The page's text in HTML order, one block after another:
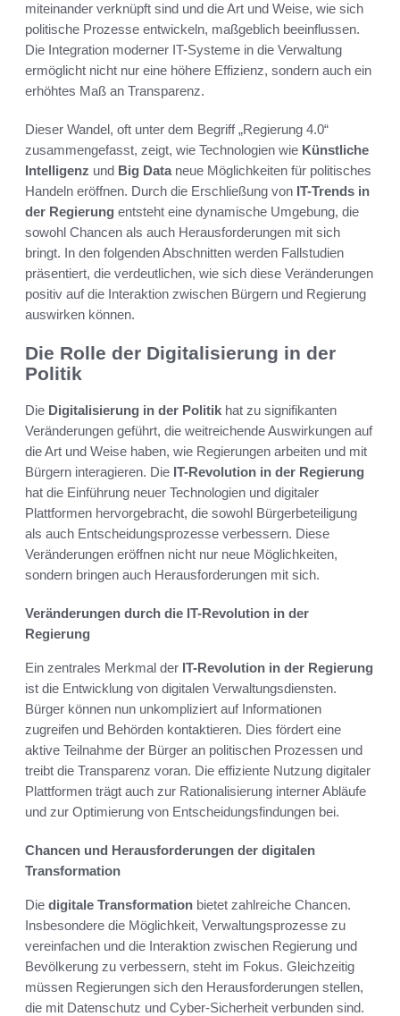
miteinander verknüpft sind und die Art und Weise, wie sich
politische Prozesse entwickeln, maßgeblich beeinflussen.
Die Integration moderner IT-Systeme in die Verwaltung
ermöglicht nicht nur eine höhere Effizienz, sondern auch ein
erhöhtes Maß an Transparenz.
Dieser Wandel, oft unter dem Begriff „Regierung 4.0“
zusammengefasst, zeigt, wie Technologien wie Künstliche
Intelligenz und Big Dataneue Möglichkeiten für politisches
Handeln eröffnen. Durch die Erschließung von IT-Trends in
der Regierung entsteht eine dynamische Umgebung, die
sowohl Chancen als auch Herausforderungen mit sich
bringt. In den folgenden Abschnitten werden Fallstudien
präsentiert, die verdeutlichen, wie sich diese Veränderungen
positiv auf die Interaktion zwischen Bürgern und Regierung
auswirken können.
Die Rolle der Digitalisierung in der
Politik
Die Digitalisierung in der Politik hat zu signifikanten
Veränderungen geführt, die weitreichende Auswirkungen auf
die Art und Weise haben, wie Regierungen arbeiten und mit
Bürgern interagieren. Die IT-Revolution in der Regierung
hat die Einführung neuer Technologien und digitaler
Plattformen hervorgebracht, die sowohl Bürgerbeteiligung
als auch Entscheidungsprozesse verbessern. Diese
Veränderungen eröffnen nicht nur neue Möglichkeiten,
sondern bringen auch Herausforderungen mit sich.
Veränderungen durch die IT-Revolution in der
Regierung
Ein zentrales Merkmal der IT-Revolution in der Regierung
ist die Entwicklung von digitalen Verwaltungsdiensten.
Bürger können nun unkompliziert auf Informationen
zugreifen und Behörden kontaktieren. Dies fördert eine
aktive Teilnahme der Bürger an politischen Prozessen und
treibt die Transparenz voran. Die effiziente Nutzung digitaler
Plattformen trägt auch zur Rationalisierung interner Abläufe
und zur Optimierung von Entscheidungsfindungen bei.
Chancen und Herausforderungen der digitalen
Transformation
Die digitale Transformation bietet zahlreiche Chancen.
Insbesondere die Möglichkeit, Verwaltungsprozesse zu
vereinfachen und die Interaktion zwischen Regierung und
Bevölkerung zu verbessern, steht im Fokus. Gleichzeitig
müssen Regierungen sich den Herausforderungen stellen,
die mit Datenschutz und Cyber-Sicherheit verbunden sind.